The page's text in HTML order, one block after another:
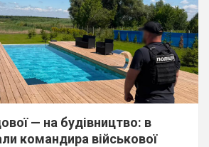
— на будівництво: в
командира військової